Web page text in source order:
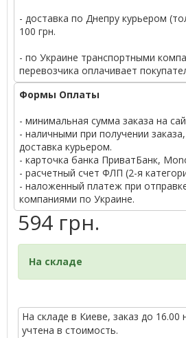
- доставка по Днепру курьером
100 грн.
- по Украине транспортными
перевозчика оплачивает
Формы Оплаты
- минимальная сумма заказа на
- наличными при получении
доставка курьером.
- карточка банка ПриватБанк,
- расчетный счет ФЛП (2-я
- наложенный платеж при
компаниями по Украине.
594 грн.
На складе
На складе в Киеве, заказ до 16.00
учтена в стоимость.